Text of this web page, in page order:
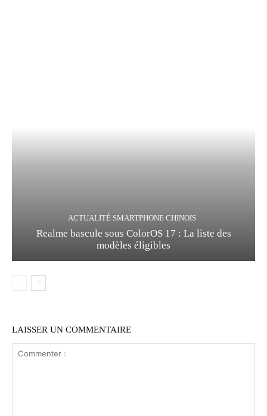
ACTUALITÉ SMARTPHONE CHINOIS
Realme bascule sous ColorOS 17 : La liste des
modèles éligibles
LAISSER UN COMMENTAIRE